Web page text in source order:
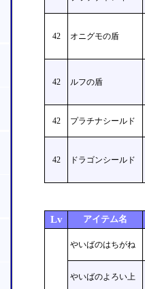
42 オニグモの盾
42 ルフの盾
42 プラチナシールド
42 ドラゴンシールド
Lv アイテム名
やいばのはちがね
やいばのよろい上